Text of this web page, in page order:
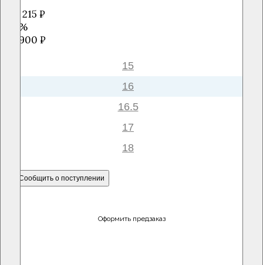
134 215 ₽
-15%
157900 ₽
15
16
16.5
17
18
Сообщить о поступлении
Оформить предзаказ